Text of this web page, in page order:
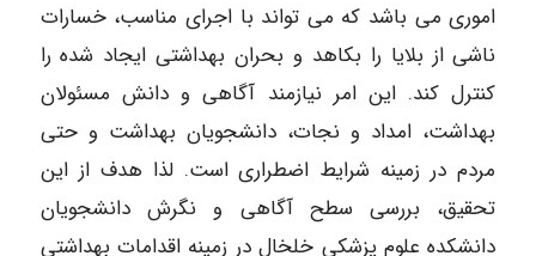
اموری می باشد که می تواند با اجرای مناسب، خسارات
ناشی از بلایا را بکاهد و بحران بهداشتی ایجاد شده را
کنترل کند. این امر نیازمند آگاهی و دانش مسئولان
بهداشت، امداد و نجات، دانشجویان بهداشت و حتی
مردم در زمینه شرایط اضطراری است. لذا هدف از این
تحقیق، بررسی سطح آگاهی و نگرش دانشجویان
دانشکده علوم پزشکی خلخال در زمینه اقدامات بهداشتی